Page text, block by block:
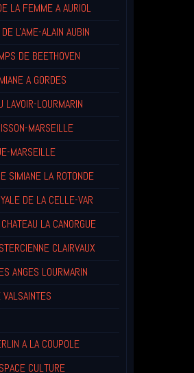
LA FEMME A AURIOL
L'AME-ALAIN AUBIN
DE BEETHOVEN
A GORDES
LAVOIR-LOURMARIN
MARSEILLE
MARSEILLE
SIMIANE LA ROTONDE
DE LA CELLE-VAR
LA CANORGUE
CLAIRVAUX
ANGES LOURMARIN
A LA COUPOLE
CULTURE